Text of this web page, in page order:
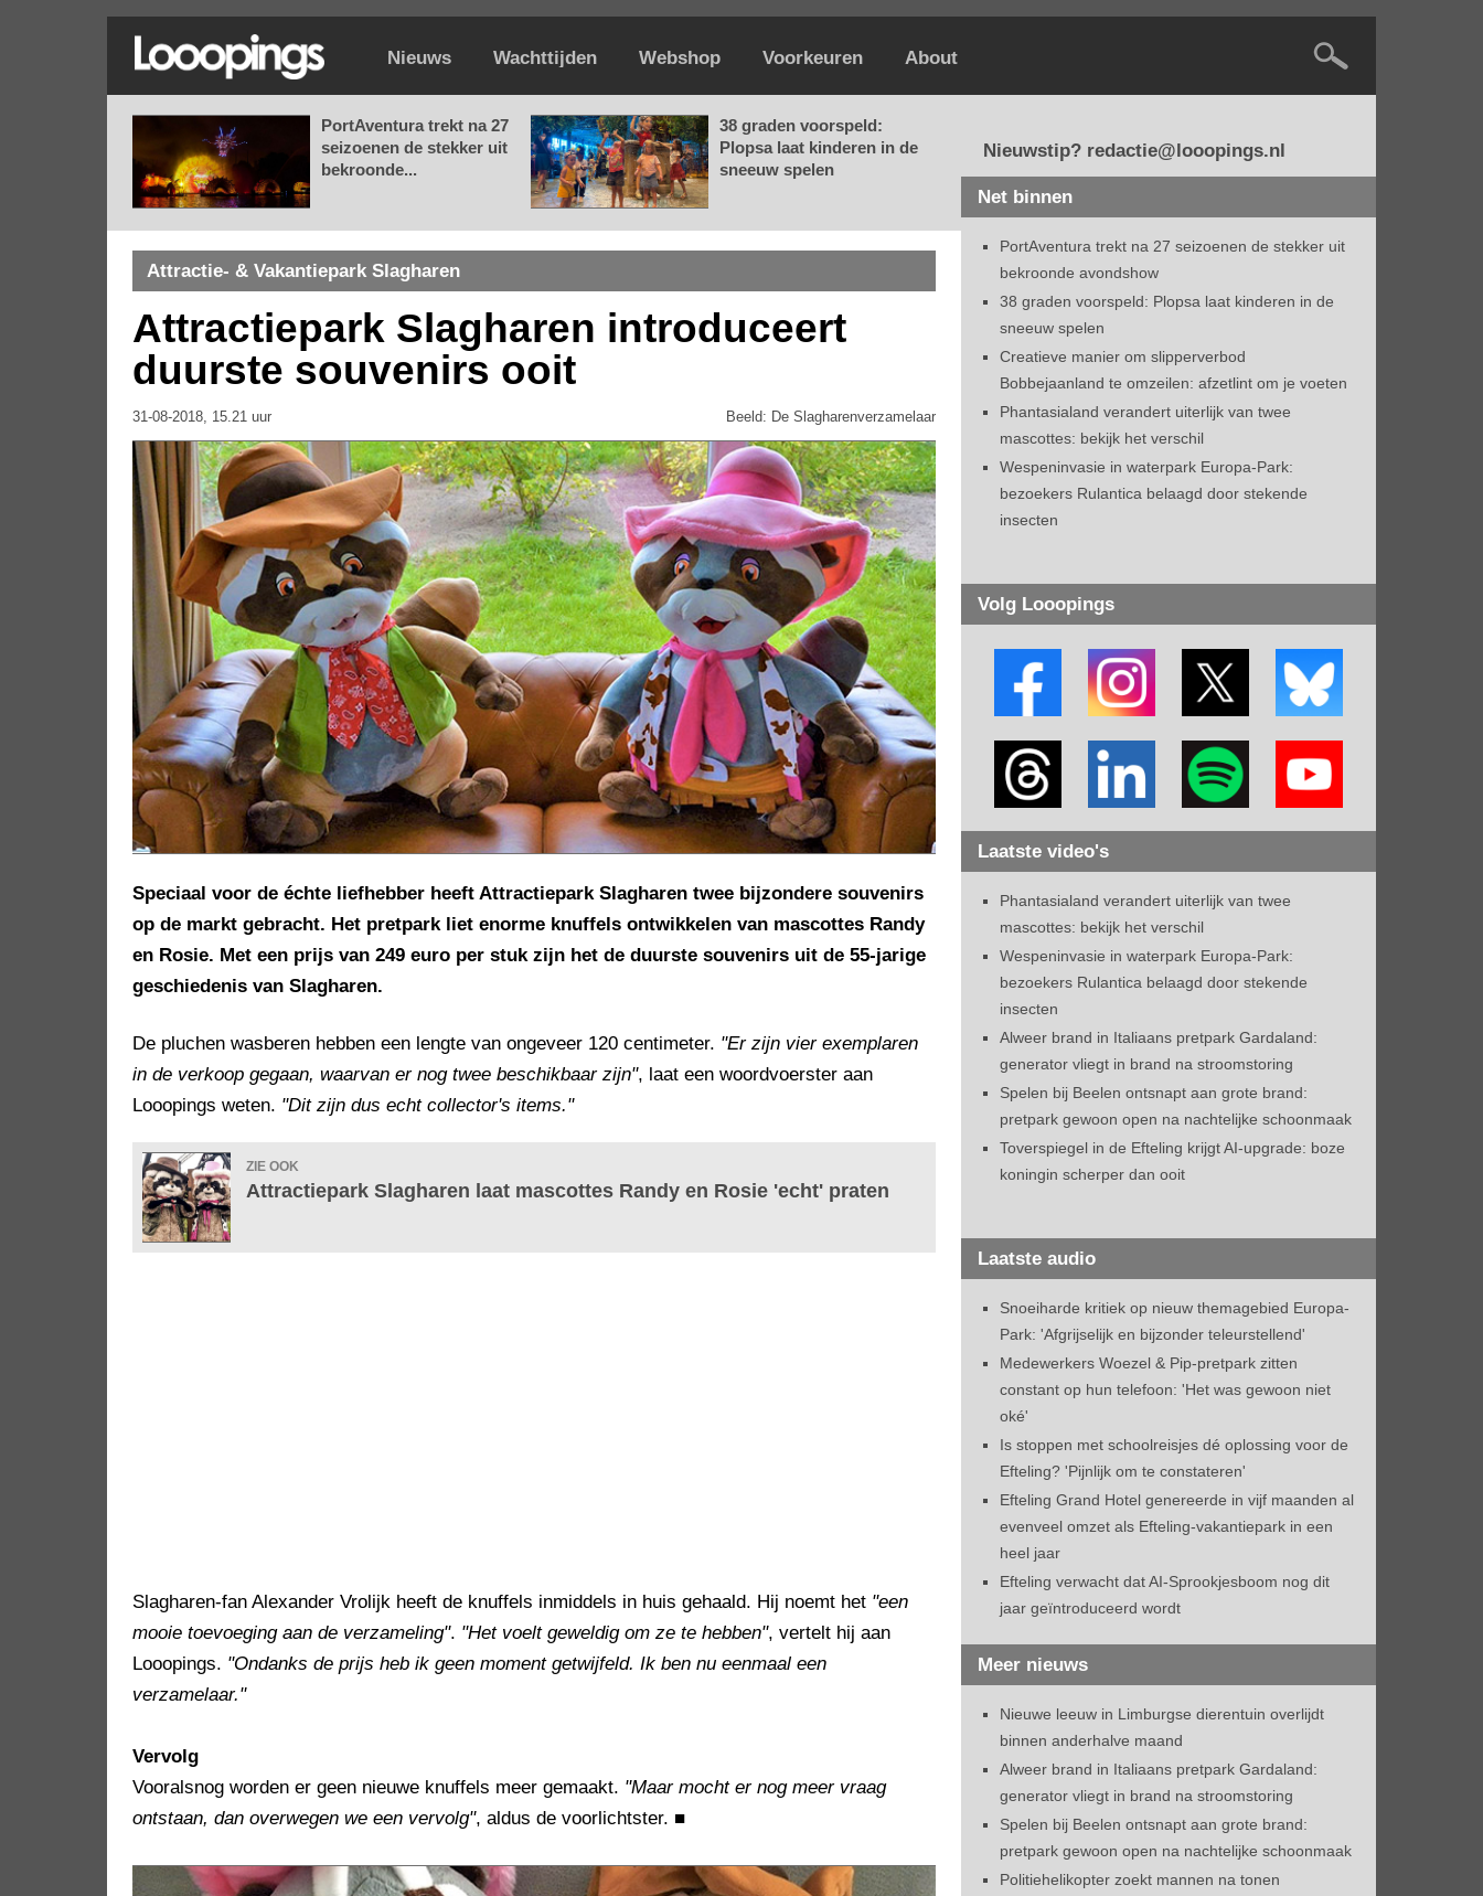
Nieuws Wachttijden Webshop Voorkeuren About
PortAventura trekt na 27
seizoenen de stekker uit
bekroonde...
38 graden voorspeld:
Plopsa laat kinderen in de
sneeuw spelen
Attractie- & Vakantiepark Slagharen
Attractiepark Slagharen introduceert
duurste souvenirs ooit
31-08-2018, 15.21 uur Beeld: De Slagharenverzamelaar
Speciaal voor de échte liefhebber heeft Attractiepark Slagharen twee bijzondere souvenirs
op de markt gebracht. Het pretpark liet enorme knuffels ontwikkelen van mascottes Randy
en Rosie. Met een prijs van 249 euro per stuk zijn het de duurste souvenirs uit de 55-jarige
geschiedenis van Slagharen.
De pluchen wasberen hebben een lengte van ongeveer 120 centimeter. "Er zijn vier exemplaren
in de verkoop gegaan, waarvan er nog twee beschikbaar zijn", laat een woordvoerster aan
Looopings weten. "Dit zijn dus echt collector's items."
ZIE OOK
Attractiepark Slagharen laat mascottes Randy en Rosie 'echt' praten
Slagharen-fan Alexander Vrolijk heeft de knuffels inmiddels in huis gehaald. Hij noemt het "een
mooie toevoeging aan de verzameling". "Het voelt geweldig om ze te hebben", vertelt hij aan
Looopings. "Ondanks de prijs heb ik geen moment getwijfeld. Ik ben nu eenmaal een
verzamelaar."
Vervolg
Vooralsnog worden er geen nieuwe knuffels meer gemaakt. "Maar mocht er nog meer vraag
ontstaan, dan overwegen we een vervolg", aldus de voorlichtster. ■
Nieuwstip? redactie@looopings.nl
Net binnen
PortAventura trekt na 27 seizoenen de stekker uit
bekroonde avondshow
38 graden voorspeld: Plopsa laat kinderen in de
sneeuw spelen
Creatieve manier om slipperverbod
Bobbejaanland te omzeilen: afzetlint om je voeten
Phantasialand verandert uiterlijk van twee
mascottes: bekijk het verschil
Wespeninvasie in waterpark Europa-Park:
bezoekers Rulantica belaagd door stekende
insecten
Volg Looopings
Laatste video's
Phantasialand verandert uiterlijk van twee
mascottes: bekijk het verschil
Wespeninvasie in waterpark Europa-Park:
bezoekers Rulantica belaagd door stekende
insecten
Alweer brand in Italiaans pretpark Gardaland:
generator vliegt in brand na stroomstoring
Spelen bij Beelen ontsnapt aan grote brand:
pretpark gewoon open na nachtelijke schoonmaak
Toverspiegel in de Efteling krijgt AI-upgrade: boze
koningin scherper dan ooit
Laatste audio
Snoeiharde kritiek op nieuw themagebied Europa-
Park: 'Afgrijselijk en bijzonder teleurstellend'
Medewerkers Woezel & Pip-pretpark zitten
constant op hun telefoon: 'Het was gewoon niet
oké'
Is stoppen met schoolreisjes dé oplossing voor de
Efteling? 'Pijnlijk om te constateren'
Efteling Grand Hotel genereerde in vijf maanden al
evenveel omzet als Efteling-vakantiepark in een
heel jaar
Efteling verwacht dat AI-Sprookjesboom nog dit
jaar geïntroduceerd wordt
Meer nieuws
Nieuwe leeuw in Limburgse dierentuin overlijdt
binnen anderhalve maand
Alweer brand in Italiaans pretpark Gardaland:
generator vliegt in brand na stroomstoring
Spelen bij Beelen ontsnapt aan grote brand:
pretpark gewoon open na nachtelijke schoonmaak
Politiehelikopter zoekt mannen na tonen